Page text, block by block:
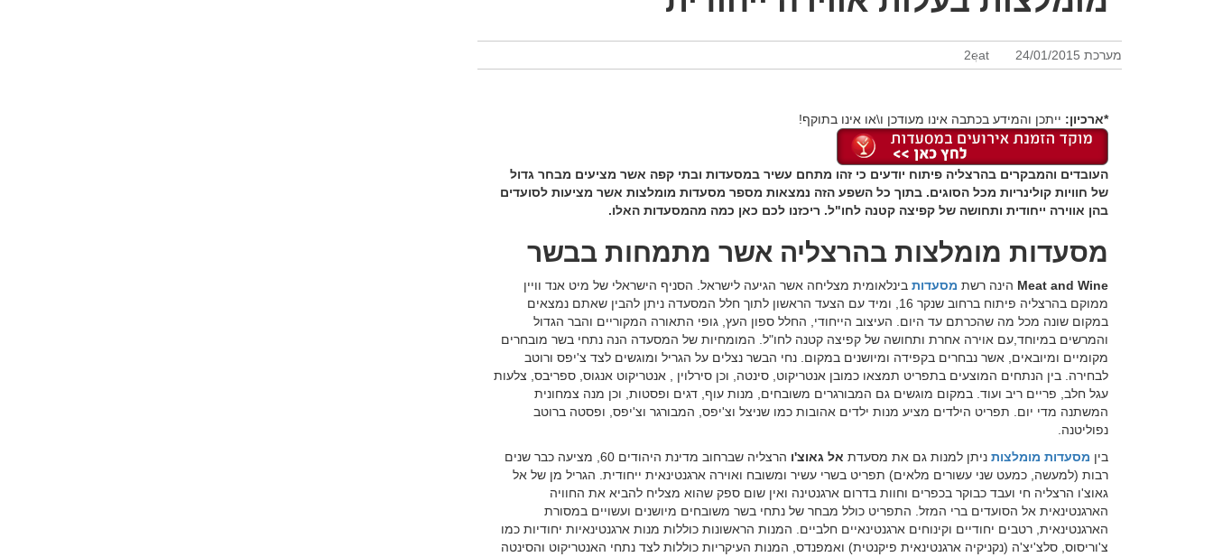
מערכת 2eat 24/01/2015
*ארכיון: ייתכן והמידע בכתבה אינו מעודכן ו\או אינו בתוקף!
העובדים והמבקרים בהרצליה פיתוח יודעים כי זהו מתחם עשיר במסעדות ובתי קפה אשר מציעים מבחר גדול
של חוויות קולינריות מכל הסוגים. בתוך כל השפע הזה נמצאות מספר מסעדות מומלצות אשר מציעות לסועדים
בהן אווירה ייחודית ותחושה של קפיצה קטנה לחו"ל. ריכזנו לכם כאן כמה מהמסעדות האלו.
מסעדות מומלצות בהרצליה אשר מתמחות בבשר
Meat and Wine הינה רשת מסעדותבינלאומית מצליחה אשר הגיעה לישראל. הסניף הישראלי של מיט אנד וויין
ממוקם בהרצליה פיתוח ברחוב שנקר 16, ומיד עם הצעד הראשון לתוך חלל המסעדה ניתן להבין שאתם נמצאים
במקום שונה מכל מה שהכרתם עד היום. העיצוב הייחודי, החלל ספון העץ, גופי התאורה המקוריים והבר הגדול
והמרשים במיוחד,עם אוירה אחרת ותחושה של קפיצה קטנה לחו"ל. המומחיות של המסעדה הנה נתחי בשר מובחרים
מקומיים ומיובאים, אשר נבחרים בקפידה ומיושנים במקום. נחי הבשר נצלים על הגריל ומוגשים לצד צ'יפס ורוטב
לבחירה. בין הנתחים המוצעים בתפריט תמצאו כמובן אנטריקוט, סינטה, וכן סירלוין , אנטריקוט אנגוס, ספריבס, צלעות
עגל חלב, פריים ריב ועוד. במקום מוגשים גם המבורגרים משובחים, מנות עוף, דגים ופסטות, וכן מנה צמחונית
המשתנה מדי יום. תפריט הילדים מציע מנות ילדים אהובות כמו שניצל וצ'יפס, המבורגר וצ'יפס, ופסטה ברוטב
נפוליטנה.
בין מסעדות מומלצותניתן למנות גם את מסעדת אל גאוצ'ו
הרצליה שברחוב מדינת היהודים 60, מציעה כבר שנים
רבות (למעשה, כמעט שני עשורים מלאים) תפריט בשרי עשיר ומשובח ואוירה ארגנטינאית ייחודית. הגריל מן של אל
גאוצ'ו הרצליה חי ועבד כבוקר בכפרים וחוות בדרום ארגנטינה ואין שום ספק שהוא מצליח להביא את החוויה
הארגנטינאית אל הסועדים ברי המזל. התפריט כולל מבחר של נתחי בשר משובחים מיושנים ועשויים במסורת
הארגנטינאית, רטבים יחודיים וקינוחים ארגנטינאיים חלביים. המנות הראשונות כוללות מנות ארגנטינאיות יחודיות כמו
צ'וריסוס, סלצ'יצ'ה (נקניקיה ארגנטינאית פיקנטית) ואמפנדס, המנות העיקריות כוללות לצד נתחי האנטריקוט והסינטה